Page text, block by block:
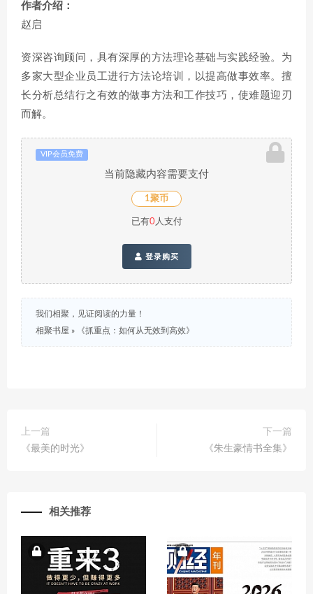
作者介绍：
赵启
资深咨询顾问，具有深厚的方法理论基础与实践经验。为
多家大型企业员工进行方法论培训，以提高做事效率。擅
长分析总结行之有效的做事方法和工作技巧，使难题迎刃
而解。
VIP会员免费
当前隐藏内容需要支付
1聚币
已有0人支付
登录购买
我们相聚，见证阅读的力量！
相聚书屋 » 《抓重点：如何从无效到高效》
上一篇
《最美的时光》
下一篇
《朱生豪情书全集》
相关推荐